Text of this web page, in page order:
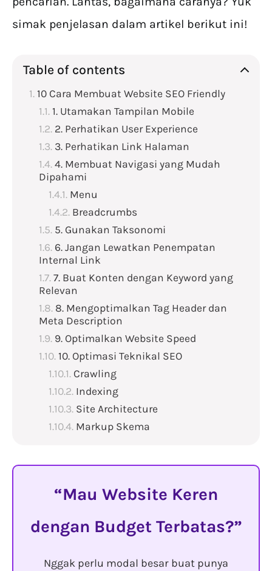
simak penjelasan dalam artikel berikut ini!
Table of contents
10 Cara Membuat Website SEO Friendly
1. Utamakan Tampilan Mobile
2. Perhatikan User Experience
3. Perhatikan Link Halaman
4. Membuat Navigasi yang Mudah
Dipahami
Menu
Breadcrumbs
5. Gunakan Taksonomi
6. Jangan Lewatkan Penempatan
Internal Link
7. Buat Konten dengan Keyword yang
Relevan
8. Mengoptimalkan Tag Header dan
Meta Description
9. Optimalkan Website Speed
10. Optimasi Teknikal SEO
Crawling
Indexing
Site Architecture
Markup Skema
Mau Website Keren
dengan Budget Terbatas?
Nggak perlu modal besar buat punya